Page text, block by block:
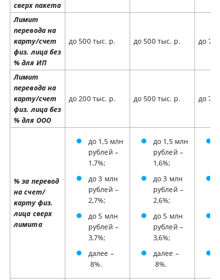
сверх пакета
Лимит
перевода на
карту/счет
физ. лица без
% для ИП
до 500 тыс. р. до 500 тыс. р. до
Лимит
перевода на
карту/счет
физ. лица без
% для ООО
до 200 тыс. р. до 500 тыс. р. до
% за перевод
на счет/
карту физ.
лица сверх
лимита
до 1,5 млн
рублей –
1,7%;
до 3 млн
рублей –
2,7%;
до 5 млн
рублей –
3,7%;
далее –
8%.
до 1,5 млн
рублей –
1,6%;
до 3 млн
рублей –
2,6%;
до 5 млн
рублей –
3,6%;
далее –
8%.